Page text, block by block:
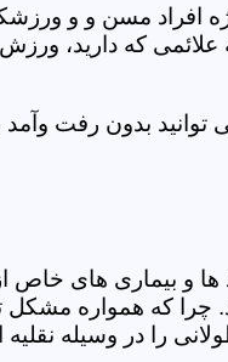
افراد مسن و و
که دارید، ورزش
توانید بدون رفت
ها و بیماری
که همواره مشکل
را در وسیله